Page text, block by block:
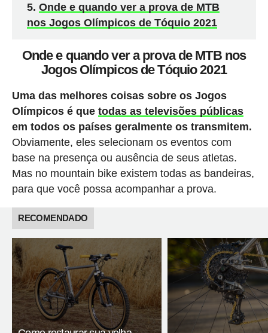
Onde e quando ver a prova de MTB
nos Jogos Olímpicos de Tóquio 2021
Onde e quando ver a prova de MTB nos
Jogos Olímpicos de Tóquio 2021
Uma das melhores coisas sobre os Jogos
Olímpicos é que todas as televisões públicas
em todos os países geralmente os transmitem.
Obviamente, eles selecionam os eventos com
base na presença ou ausência de seus atletas.
Mas no mountain bike existem todas as bandeiras,
para que você possa acompanhar a prova.
RECOMENDADO